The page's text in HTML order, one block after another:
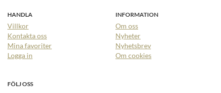
HANDLA
Villkor
Kontakta oss
Mina favoriter
Logga in
INFORMATION
Om oss
Nyheter
Nyhetsbrev
Om cookies
FÖLJ OSS